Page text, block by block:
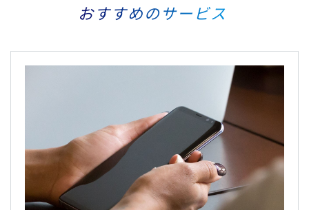
おすすめのサービス